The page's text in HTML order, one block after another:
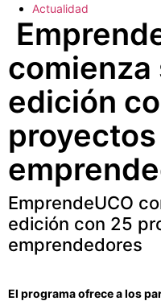
Actualidad
comienza
edición
proyectos
EmprendeUCO
edición con 25
emprendedores
El programa ofrece a los